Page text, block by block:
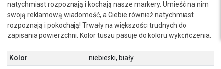
natychmiast rozpoznają i kochają nasze markery. Umieść na nim
swoją reklamową wiadomość, a Ciebie również natychmiast
rozpoznają i pokochają! Trwały na większości trudnych do
zapisania powierzchni. Kolor tuszu pasuje do koloru wykończenia.
Kolor
niebieski, biały